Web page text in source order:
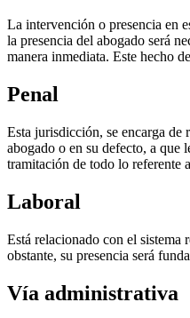
La intervención o presencia en
la presencia del abogado será
manera inmediata. Este hecho
Penal
Esta jurisdicción, se encarga de
abogado o en su defecto, a que
tramitación de todo lo referente
Laboral
Está relacionado con el sistema
obstante, su presencia será
Vía administrativa